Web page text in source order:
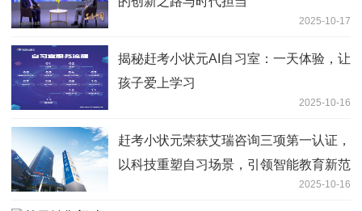
2025-10-17
揭秘赶考小状元AI自习室：一天体验，让
孩子爱上学习
2025-10-16
赶考小状元荣获艾瑞咨询三项第一认证，
以科技重塑自习场景，引领智能教育新范
2025-10-16